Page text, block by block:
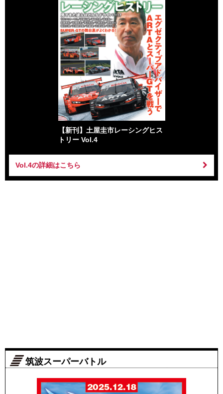
【新刊】土屋圭市レーシングヒス
トリー Vol.4
Vol.4の詳細はこちら
筑波スーパーバトル